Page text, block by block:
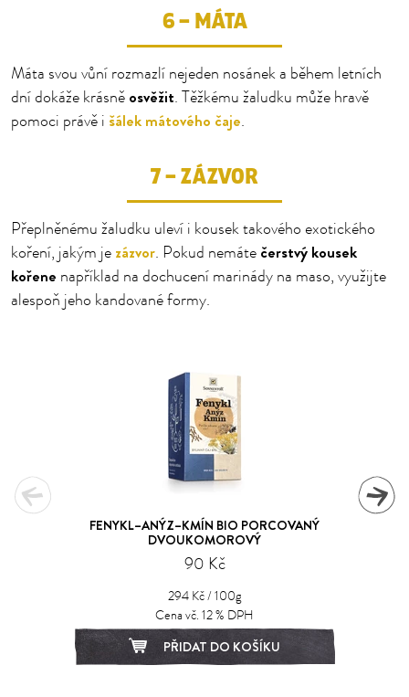
6 – MÁTA
Máta svou vůní rozmazlí nejeden nosánek a během letních
dní dokáže krásně osvěžit. Těžkému žaludku může hravě
pomoci právě i šálek mátového čaje.
7 – ZÁZVOR
Přeplněnému žaludku uleví i kousek takového exotického
koření, jakým je zázvor. Pokud nemáte čerstvý kousek
kořene například na dochucení marinády na maso, využijte
alespoň jeho kandované formy.
FENYKL–ANÝZ–KMÍN BIO PORCOVANÝ
DVOUKOMOROVÝ
90 Kč
294 Kč / 100g
Cena vč. 12 % DPH
PŘIDAT DO KOŠÍKU